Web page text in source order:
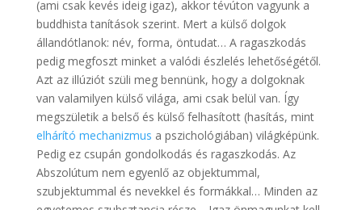
(ami csak kevés ideig igaz), akkor tévúton vagyunk a
buddhista tanítások szerint. Mert a külső dolgok
állandótlanok: név, forma, öntudat… A ragaszkodás
pedig megfoszt minket a valódi észlelés lehetőségétől.
Azt az illúziót szüli meg bennünk, hogy a dolgoknak
van valamilyen külső világa, ami csak belül van. Így
megszületik a belső és külső felhasított (hasítás, mint
elhárító mechanizmus a pszichológiában) világképünk.
Pedig ez csupán gondolkodás és ragaszkodás. Az
Abszolútum nem egyenlő az objektummal,
szubjektummal és nevekkel és formákkal… Minden az